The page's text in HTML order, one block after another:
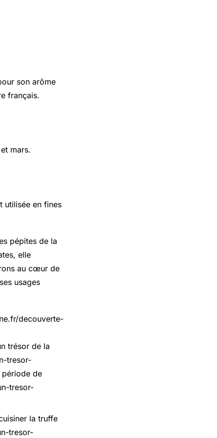
son arôme
français.
mars.
utilisée en fines
pépites de la
elle
au cœur de
usages
decouverte-
trésor de la
tresor-
période de
tresor-
la truffe
tresor-